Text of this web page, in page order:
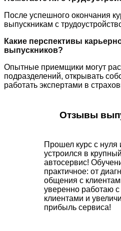
После успешного окончания
выпускникам с
Какие перспективы
выпускников?
Опытные приемщики могут
подразделений, открывать
работать экспертами в
Отзывы
Прошел курс с нуля
устроился в крупный
автосервис!
практичное: от
общения с
уверенно работаю с
клиентами и
прибыль сервиса!